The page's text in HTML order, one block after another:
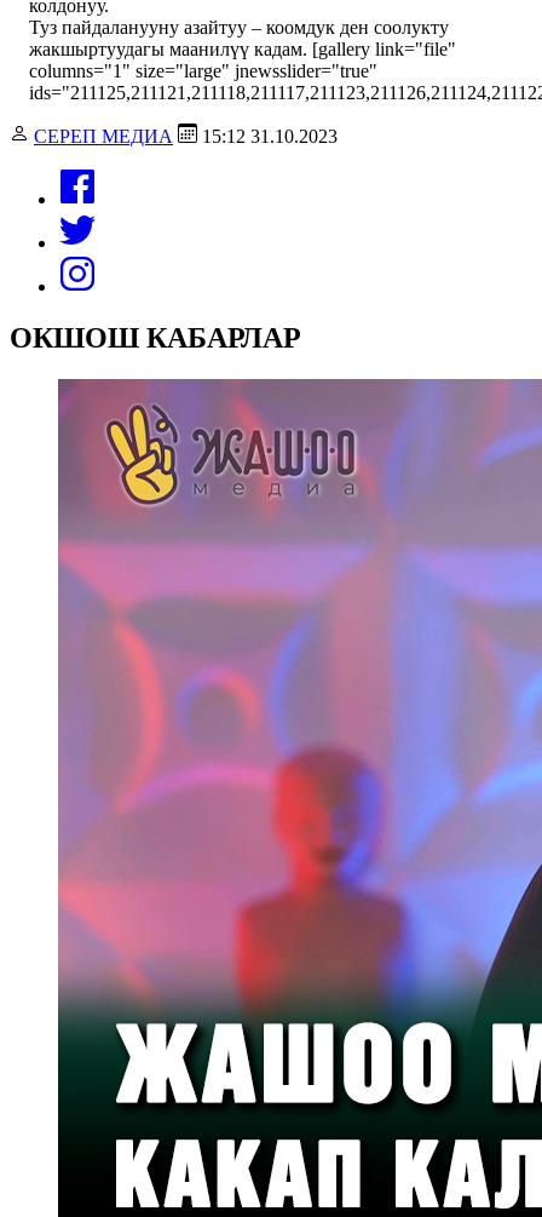
колдонуу.
Туз пайдаланууну азайтуу – коомдук ден соолукту
жакшыртуудагы маанилүү кадам. [gallery link="file"
columns="1" size="large" jnewsslider="true"
СЕРЕП МЕДИА 15:12 31.10.2023
ОКШОШ КАБАРЛАР